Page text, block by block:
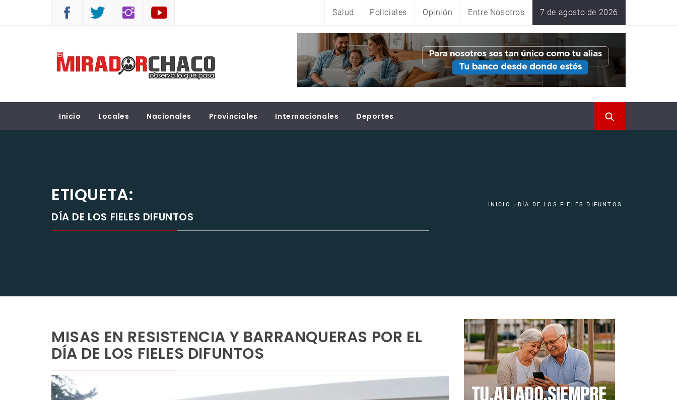
Salud Policiales Opinión Entre Nosotros 7 de agosto de 2026
EL MIRADOR CHACO
Inicio Locales Nacionales Provinciales Internacionales Deportes
ETIQUETA:
DÍA DE LOS FIELES DIFUNTOS
INICIO DÍA DE LOS FIELES DIFUNTOS
MISAS EN RESISTENCIA Y BARRANQUERAS POR EL
DÍA DE LOS FIELES DIFUNTOS